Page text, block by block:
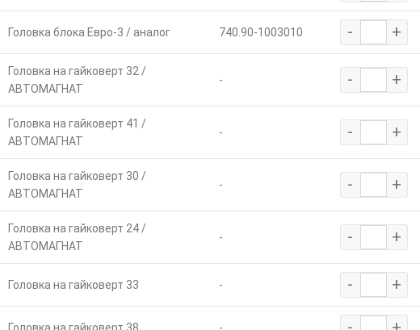
Головка блока Евро-3 / аналог 740.90-1003010 - +
Головка на гайковерт 32 /
АВТОМАГНАТ
- - +
Головка на гайковерт 41 /
АВТОМАГНАТ
- - +
Головка на гайковерт 30 /
АВТОМАГНАТ
- - +
Головка на гайковерт 24 /
АВТОМАГНАТ
- - +
Головка на гайковерт 33 - - +